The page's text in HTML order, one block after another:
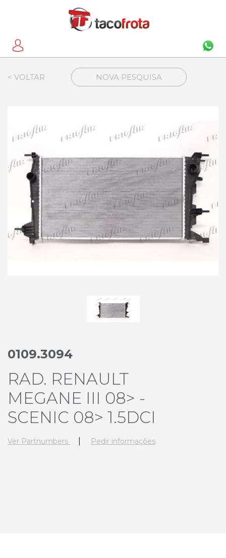
< VOLTAR NOVA PESQUISA
0109.3094
RAD. RENAULT
MEGANE III 08> -
SCENIC 08> 1.5DCI
Ver Partnumbers Pedir informações